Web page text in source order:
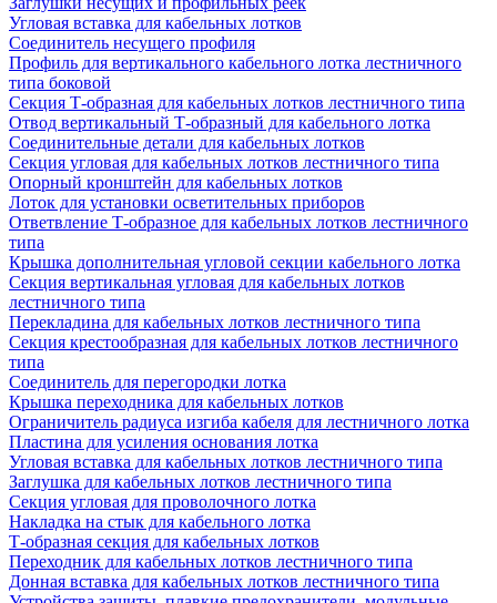
Угловая вставка для кабельных лотков
Соединитель несущего профиля
Профиль для вертикального кабельного лотка лестничного
типа боковой
Секция Т-образная для кабельных лотков лестничного типа
Отвод вертикальный Т-образный для кабельного лотка
Соединительные детали для кабельных лотков
Секция угловая для кабельных лотков лестничного типа
Опорный кронштейн для кабельных лотков
Лоток для установки осветительных приборов
Ответвление Т-образное для кабельных лотков лестничного
типа
Крышка дополнительная угловой секции кабельного лотка
Секция вертикальная угловая для кабельных лотков
лестничного типа
Перекладина для кабельных лотков лестничного типа
Секция крестообразная для кабельных лотков лестничного
типа
Соединитель для перегородки лотка
Крышка переходника для кабельных лотков
Ограничитель радиуса изгиба кабеля для лестничного лотка
Пластина для усиления основания лотка
Угловая вставка для кабельных лотков лестничного типа
Заглушка для кабельных лотков лестничного типа
Секция угловая для проволочного лотка
Накладка на стык для кабельного лотка
Т-образная секция для кабельных лотков
Переходник для кабельных лотков лестничного типа
Донная вставка для кабельных лотков лестничного типа